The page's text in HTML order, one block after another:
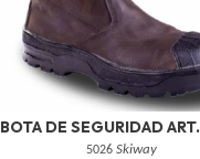
BOTA DE SEGURIDAD
5026 Skiway